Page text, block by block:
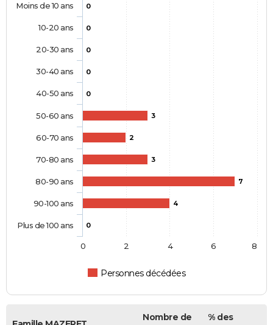
0
0
0
0
0
3
2
3
7
4
0
Personnes décédées
Moins de 10 ans
10-20 ans
20-30 ans
30-40 ans
40-50 ans
50-60 ans
60-70 ans
70-80 ans
80-90 ans
90-100 ans
Plus de 100 ans
0 2 4 6 8
Nombre de
% des